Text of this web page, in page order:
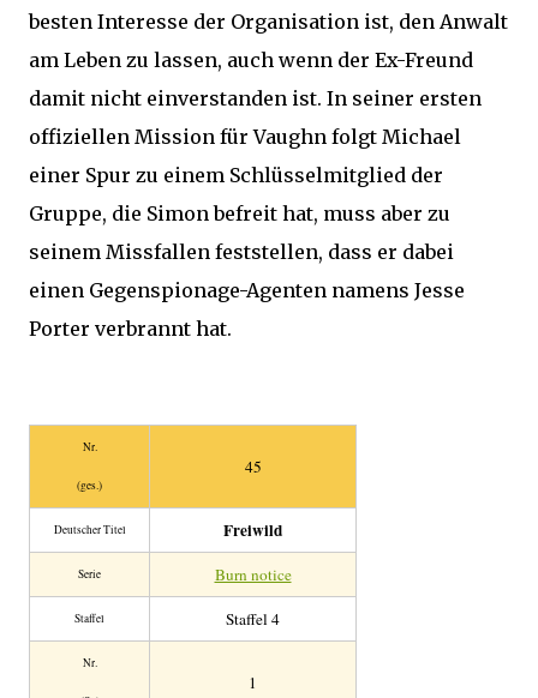
besten Interesse der Organisation ist, den Anwalt
am Leben zu lassen, auch wenn der Ex-Freund
damit nicht einverstanden ist. In seiner ersten
offiziellen Mission für Vaughn folgt Michael
einer Spur zu einem Schlüsselmitglied der
Gruppe, die Simon befreit hat, muss aber zu
seinem Missfallen feststellen, dass er dabei
einen Gegenspionage-Agenten namens Jesse
Porter verbrannt hat.
Nr.
(ges.)
45
Deutscher Titel Freiwild
Serie Burn notice
Staffel Staffel 4
Nr.
1